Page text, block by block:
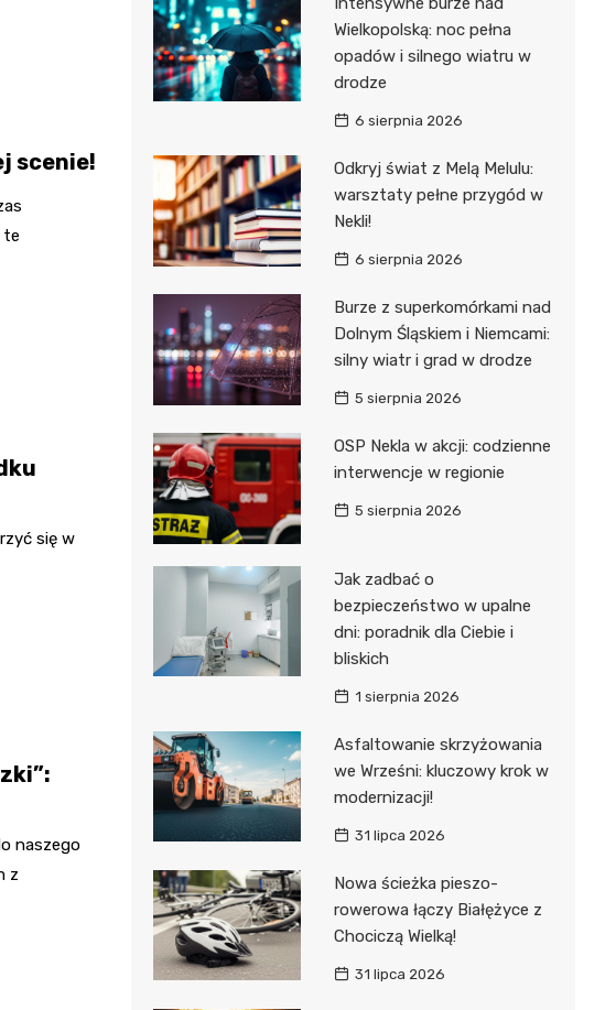
Dzieci Wrzesińskich
Park Miejski im. Dzieci
Wrzesińskich
Jump World Września
Wrzesińska Strefa
Aktywności
Pałac w Miłosławiu
Izba Pamięci Reymonta
Rezerwat Czeszewski Las
scenie!
te
się w
naszego
z
Wielkopolską: noc pełna
opadów i silnego wiatru w
drodze
6 sierpnia 2026
Odkryj świat z Melą Melulu:
warsztaty pełne przygód w
Nekli!
6 sierpnia 2026
Burze z superkomórkami nad
Dolnym Śląskiem i Niemcami:
silny wiatr i grad w drodze
5 sierpnia 2026
OSP Nekla w akcji: codzienne
interwencje w regionie
5 sierpnia 2026
Jak zadbać o
bezpieczeństwo w upalne
dni: poradnik dla Ciebie i
bliskich
1 sierpnia 2026
Asfaltowanie skrzyżowania
we Wrześni: kluczowy krok w
modernizacji!
31 lipca 2026
Nowa ścieżka pieszo-
rowerowa łączy Białężyce z
Chociczą Wielką!
31 lipca 2026